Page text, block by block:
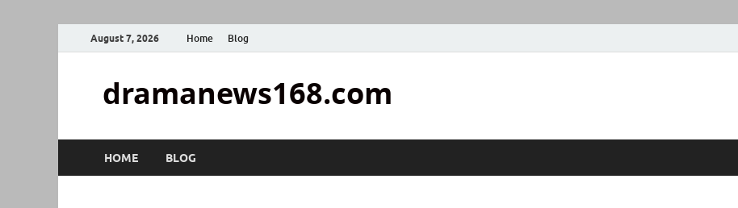
August 7, 2026 Home Blog
dramanews168.com
HOME BLOG